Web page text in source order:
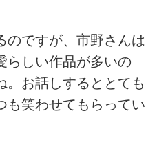
のですが、市野さんは
らしい作品が多いの
。お話しするととても
も笑わせてもらってい